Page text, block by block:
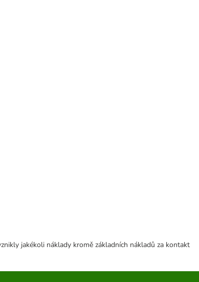
jakékoli náklady kromě základních nákladů za kontakt